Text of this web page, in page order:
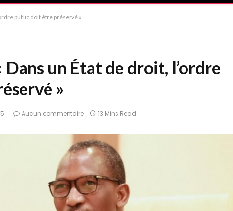
public doit être préservé »
un État de droit, l’ordre
»
Aucun commentaire 13 Mins Read